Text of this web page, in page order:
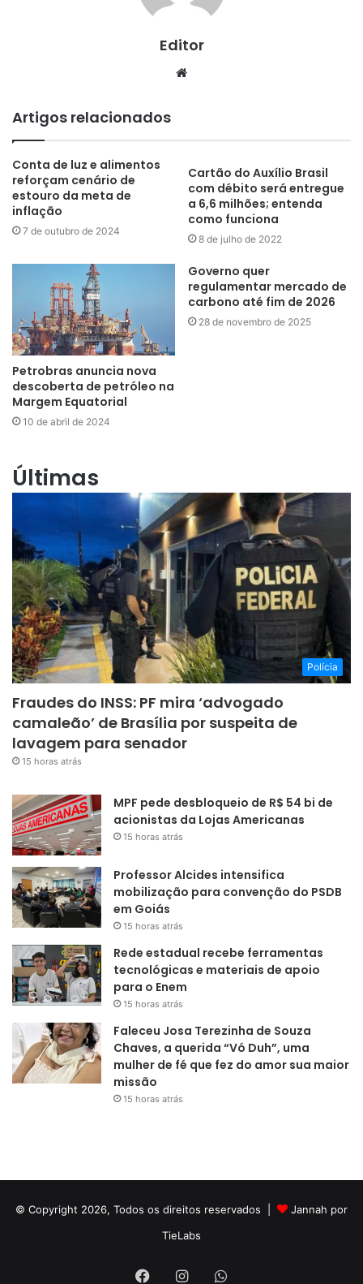
Editor
Website
Artigos relacionados
Conta de luz e alimentos
reforçam cenário de
estouro da meta de
inflação
7 de outubro de 2024
Cartão do Auxílio Brasil
com débito será entregue
a 6,6 milhões; entenda
como funciona
8 de julho de 2022
Petrobras anuncia nova
descoberta de petróleo na
Margem Equatorial
10 de abril de 2024
Governo quer
regulamentar mercado de
carbono até fim de 2026
28 de novembro de 2025
Últimas
Polícia
Fraudes do INSS: PF mira ‘advogado
camaleão’ de Brasília por suspeita de
lavagem para senador
15 horas atrás
MPF pede desbloqueio de R$ 54 bi de
acionistas da Lojas Americanas
15 horas atrás
Professor Alcides intensifica
mobilização para convenção do PSDB
em Goiás
15 horas atrás
Rede estadual recebe ferramentas
tecnológicas e materiais de apoio
para o Enem
15 horas atrás
Faleceu Josa Terezinha de Souza
Chaves, a querida “Vó Duh”, uma
mulher de fé que fez do amor sua maior
missão
15 horas atrás
© Copyright 2026, Todos os direitos reservados |
Jannah por
TieLabs
FacebookInstagramWhatsApp